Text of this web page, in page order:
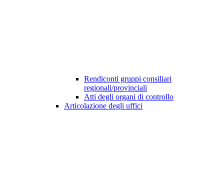
Rendiconti gruppi consiliari
regionali/provinciali
Atti degli organi di controllo
Articolazione degli uffici